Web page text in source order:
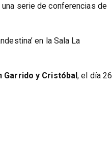
serie de conferencias de
en la Sala La